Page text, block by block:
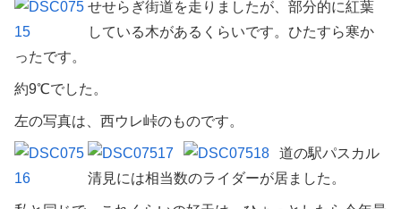
せせらぎ街道を走りましたが、部分的に紅葉
している木があるくらいです。ひたすら寒か
ったです。
約9℃でした。
左の写真は、西ウレ峠のものです。
道の駅パスカル
清見には相当数のライダーが居ました。